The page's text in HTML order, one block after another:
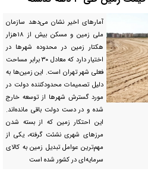
آمار‌های اخیر نشان می‌دهد سازمان
ملی زمین و مسکن بیش از ۱۸هزار
هکتار زمین در محدوده شهر‌ها در
اختیار دارد که معادل ۳۰ برابر مساحت
فعلی شهر تهران است. این زمین‌ها به
دلیل تصمیمات محدودکننده دولت در
مورد گسترش شهر‌ها از توسعه خارج
شده و در دست دولت باقی مانده‌اند.
این احتکار زمین که از بسته شدن
مرز‌های شهری نشئت گرفته، یکی از
مهم‌ترین عوامل تبدیل زمین به کالای
سرمایه‌ای در کشور شده است